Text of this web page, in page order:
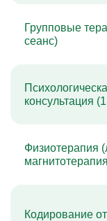
Групповые
сеанс)
консультация
Физиотерапия
Кодирование